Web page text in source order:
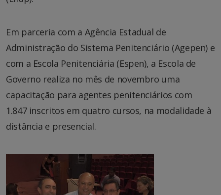
Em parceria com a Agência Estadual de
Administração do Sistema Penitenciário (Agepen) e
com a Escola Penitenciária (Espen), a Escola de
Governo realiza no mês de novembro uma
capacitação para agentes penitenciários com
1.847 inscritos em quatro cursos, na modalidade à
distância e presencial.